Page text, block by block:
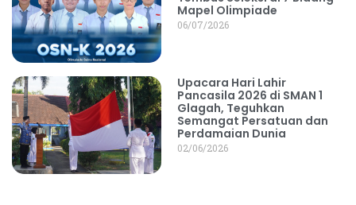
Mapel Olimpiade
06/07/2026
Upacara Hari Lahir
Pancasila 2026 di SMAN 1
Glagah, Teguhkan
Semangat Persatuan dan
Perdamaian Dunia
02/06/2026